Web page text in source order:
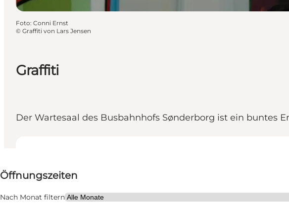
Graffiti
Der Wartesaal des Busbahnhofs Sønderborg ist ein buntes
Öffnungszeiten
Nach Monat filtern
Freunde, Mein Partner, Mir selbst
Foto: Conni Ernst
© Graffiti von Lars Jensen